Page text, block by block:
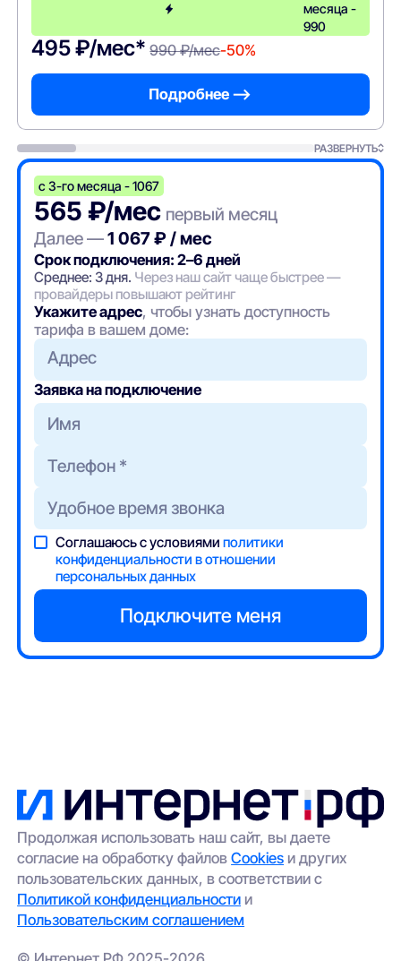
месяца -
990
495 ₽/мес* 990 ₽/мес-50%
Подробнее —>
РАЗВЕРНУТЬ
с 3-го месяца - 1067
565 ₽/мес первый месяц
Далее —1 067 ₽ / мес
Срок подключения: 2–6 дней
Среднее: 3 дня. Через наш сайт чаще быстрее —
провайдеры повышают рейтинг
Укажите адрес, чтобы узнать доступность
тарифа в вашем доме:
Адрес
Заявка на подключение
Соглашаюсь с условиямиполитики
конфиденциальности в отношении
персональных данных
Продолжая использовать наш сайт, вы даете
согласие на обработку файловCookies и других
пользовательских данных, в соответствии с
Политикой конфиденциальности и
Пользовательским соглашением